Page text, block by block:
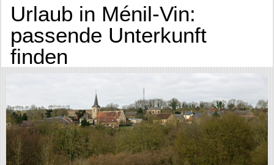
Urlaub in Ménil-Vin:
passende Unterkunft
finden